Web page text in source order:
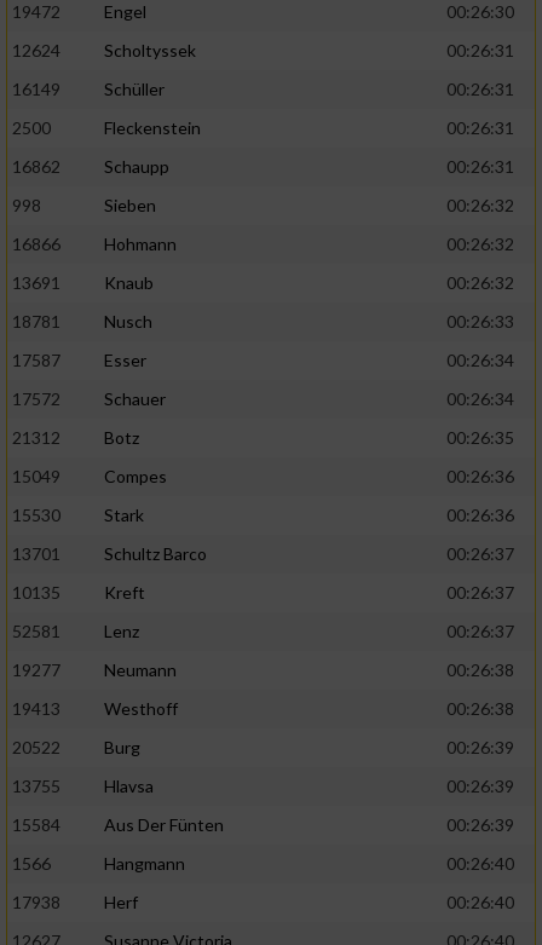
19472
Engel
00:26:30
12624
Scholtyssek
00:26:31
16149
Schüller
00:26:31
2500
Fleckenstein
00:26:31
16862
Schaupp
00:26:31
998
Sieben
00:26:32
16866
Hohmann
00:26:32
13691
Knaub
00:26:32
18781
Nusch
00:26:33
17587
Esser
00:26:34
17572
Schauer
00:26:34
21312
Botz
00:26:35
15049
Compes
00:26:36
15530
Stark
00:26:36
13701
Schultz Barco
00:26:37
10135
Kreft
00:26:37
52581
Lenz
00:26:37
19277
Neumann
00:26:38
19413
Westhoff
00:26:38
20522
Burg
00:26:39
13755
Hlavsa
00:26:39
15584
Aus Der Fünten
00:26:39
1566
Hangmann
00:26:40
17938
Herf
00:26:40